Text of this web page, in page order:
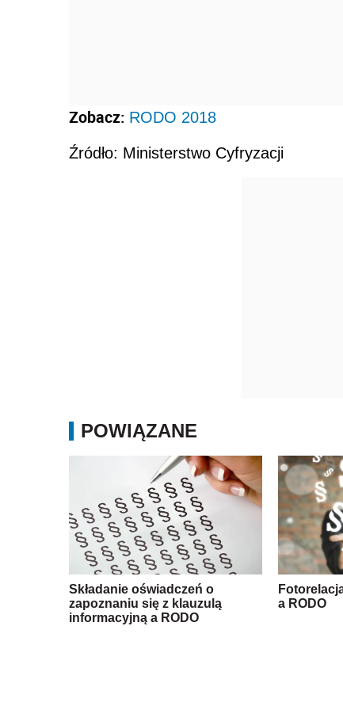
Zobacz: RODO 2018
Źródło: Ministerstwo Cyfryzacji
POWIĄZANE
Składanie oświadczeń o
zapoznaniu się z klauzulą
informacyjną a RODO
a RODO